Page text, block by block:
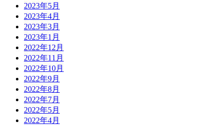
2023年5月
2023年4月
2023年3月
2023年1月
2022年12月
2022年11月
2022年10月
2022年9月
2022年8月
2022年7月
2022年5月
2022年4月